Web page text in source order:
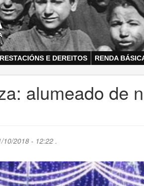
E DEREITOS RENDA
alumeado de
10/2018 - 12:22 .